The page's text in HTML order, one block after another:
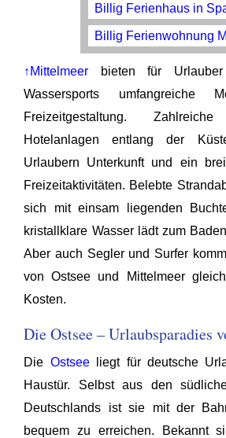
Billig Ferienhaus in
Billig Ferienwohnung
↑Mittelmeer bieten für
Wassersports umfangreiche
Freizeitgestaltung.
Hotelanlagen entlang der
Urlaubern Unterkunft und ein
Freizeitaktivitäten. Belebte
sich mit einsam liegenden
kristallklare Wasser lädt zum
Aber auch Segler und Surfer
von Ostsee und Mittelmeer
Kosten.
Die Ostsee – Urlaubsparadies
Die Ostseeliegt für deutsche
Haustür. Selbst aus den
Deutschlands ist sie mit der
bequem zu erreichen. Bekannt